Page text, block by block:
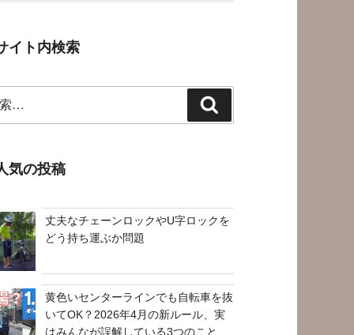
イト内検索
索
気の投稿
丈夫なチェーンロックやU字ロックを
どう持ち運ぶか問題
黄色いセンターラインでも自転車を抜
いてOK？2026年4月の新ルール、実
はみんなが誤解している3つのこと